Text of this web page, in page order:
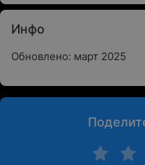
Инфо
Обновлено: март 2025